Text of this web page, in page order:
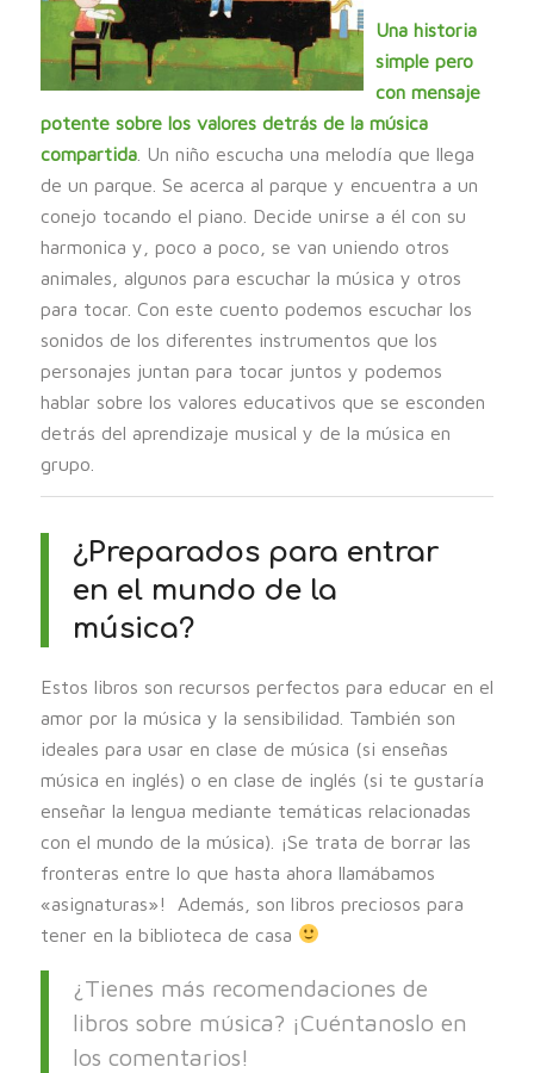
Una historia
simple pero
con mensaje
potente sobre los valores detrás de la música
compartida. Un niño escucha una melodía que llega
de un parque. Se acerca al parque y encuentra a un
conejo tocando el piano. Decide unirse a él con su
harmonica y, poco a poco, se van uniendo otros
animales, algunos para escuchar la música y otros
para tocar. Con este cuento podemos escuchar los
sonidos de los diferentes instrumentos que los
personajes juntan para tocar juntos y podemos
hablar sobre los valores educativos que se esconden
detrás del aprendizaje musical y de la música en
grupo.
¿Preparados para entrar
en el mundo de la
música?
Estos libros son recursos perfectos para educar en el
amor por la música y la sensibilidad. También son
ideales para usar en clase de música (si enseñas
música en inglés) o en clase de inglés (si te gustaría
enseñar la lengua mediante temáticas relacionadas
con el mundo de la música). ¡Se trata de borrar las
fronteras entre lo que hasta ahora llamábamos
«asignaturas»! Además, son libros preciosos para
tener en la biblioteca de casa
¿Tienes más recomendaciones de
libros sobre música? ¡Cuéntanoslo en
los comentarios!